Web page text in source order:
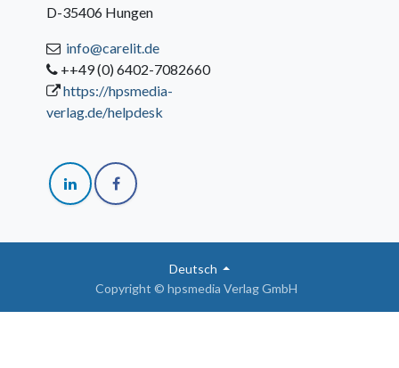
D-35406 Hungen
info@carelit.de
++49 (0) 6402-7082660
https://hpsmedia-
verlag.de/helpdesk
Copyright © hpsmedia Verlag GmbH
Deutsch